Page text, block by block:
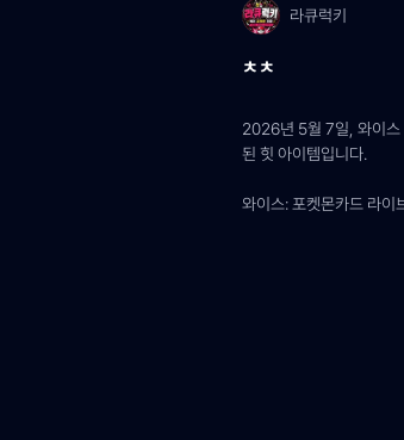
라큐럭키
ㅊㅊ
2026년 5월 7일, 와이스
된 힛 아이템입니다.
와이스: 포켓몬카드 라